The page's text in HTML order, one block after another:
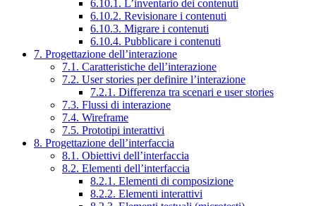
6.10.1. L’inventario dei contenuti
6.10.2. Revisionare i contenuti
6.10.3. Migrare i contenuti
6.10.4. Pubblicare i contenuti
7. Progettazione dell’interazione
7.1. Caratteristiche dell’interazione
7.2. User stories per definire l’interazione
7.2.1. Differenza tra scenari e user stories
7.3. Flussi di interazione
7.4. Wireframe
7.5. Prototipi interattivi
8. Progettazione dell’interfaccia
8.1. Obiettivi dell’interfaccia
8.2. Elementi dell’interfaccia
8.2.1. Elementi di composizione
8.2.2. Elementi interattivi